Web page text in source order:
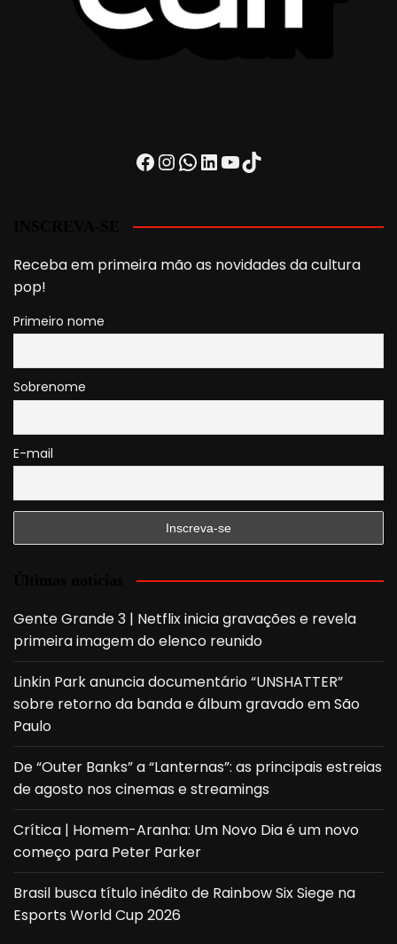
Facebook
Instagram
WhatsApp
LinkedIn
Youtube
TikTok
Receba em primeira mão as novidades da cultura
pop!
Primeiro nome
Sobrenome
E-mail
Gente Grande 3 | Netflix inicia gravações e revela
primeira imagem do elenco reunido
Linkin Park anuncia documentário “UNSHATTER”
sobre retorno da banda e álbum gravado em São
Paulo
De “Outer Banks” a “Lanternas”: as principais estreias
de agosto nos cinemas e streamings
Crítica | Homem-Aranha: Um Novo Dia é um novo
começo para Peter Parker
Brasil busca título inédito de Rainbow Six Siege na
Esports World Cup 2026